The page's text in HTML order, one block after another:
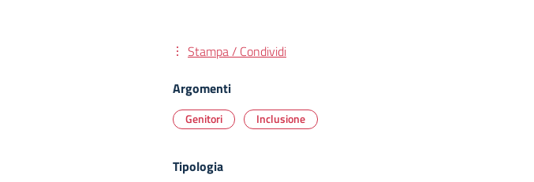
Stampa / Condividi
Argomenti
Genitori Inclusione
Tipologia